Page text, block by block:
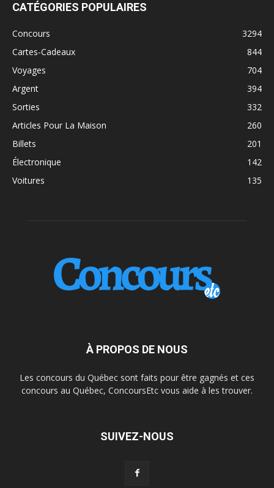
CATÉGORIES POPULAIRES
Concours
3294
Cartes-Cadeaux
844
Voyages
704
Argent
394
Sorties
332
Articles Pour La Maison
260
Billets
201
Électronique
142
Voitures
135
À PROPOS DE NOUS
Les concours du Québec sont faits pour être gagnés et ces
concours au Québec, ConcoursEtc vous aide à les trouver.
SUIVEZ-NOUS